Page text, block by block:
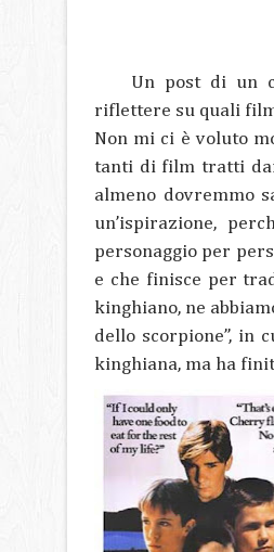
Un post di un
riflettere su quali
Non mi ci è voluto
tanti di film tratti dai
almeno dovremmo
un’ispirazione,
personaggio per
e che finisce per
kinghiano, ne
dello scorpione”, in
kinghiana, ma ha